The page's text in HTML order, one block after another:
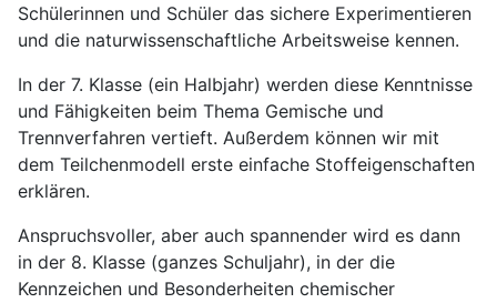
Schülerinnen und Schüler das sichere Experimentieren
und die naturwissenschaftliche Arbeitsweise kennen.
In der 7. Klasse (ein Halbjahr) werden diese Kenntnisse
und Fähigkeiten beim Thema Gemische und
Trennverfahren vertieft. Außerdem können wir mit
dem Teilchenmodell erste einfache Stoffeigenschaften
erklären.
Anspruchsvoller, aber auch spannender wird es dann
in der 8. Klasse (ganzes Schuljahr), in der die
Kennzeichen und Besonderheiten chemischer